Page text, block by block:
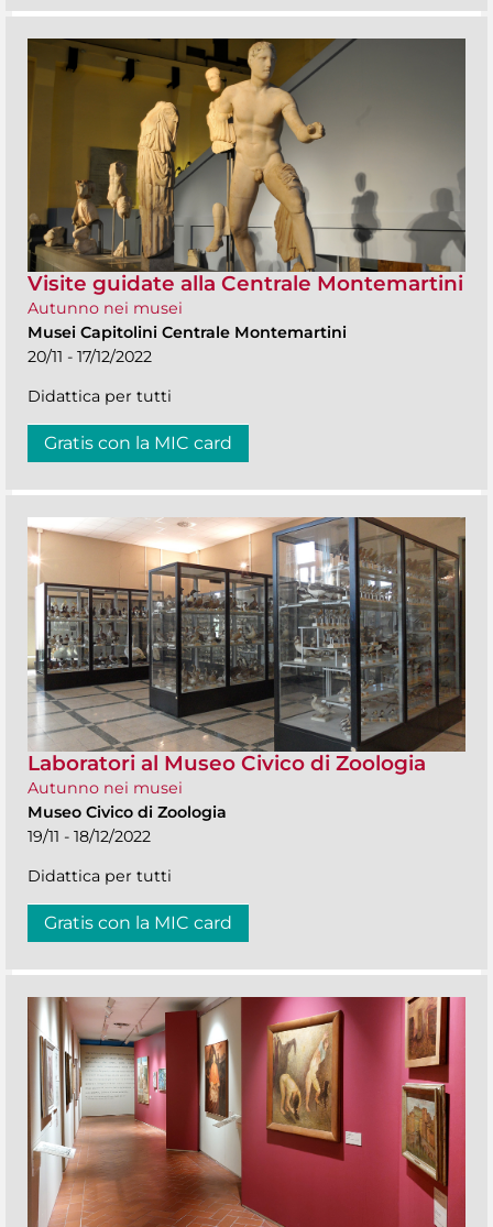
Visite guidate alla Centrale Montemartini
Autunno nei musei
Musei Capitolini Centrale Montemartini
20/11 - 17/12/2022
Didattica per tutti
Gratis con la MIC card
Laboratori al Museo Civico di Zoologia
Autunno nei musei
Museo Civico di Zoologia
19/11 - 18/12/2022
Didattica per tutti
Gratis con la MIC card